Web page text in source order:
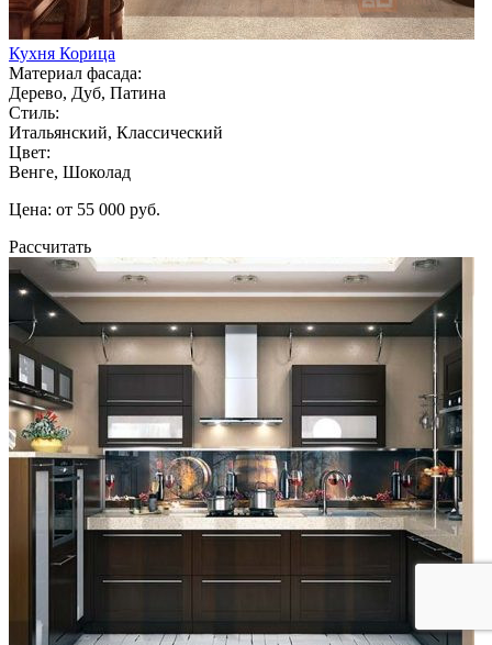
Кухня Корица
Материал фасада:
Дерево, Дуб, Патина
Стиль:
Итальянский, Классический
Цвет:
Венге, Шоколад
Цена: от 55 000 руб.
Рассчитать